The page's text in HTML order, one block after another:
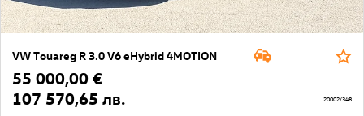
VW Touareg R 3.0 V6 eHybrid 4MOTION
55 000,00 €
107 570,65 лв.
20002/348